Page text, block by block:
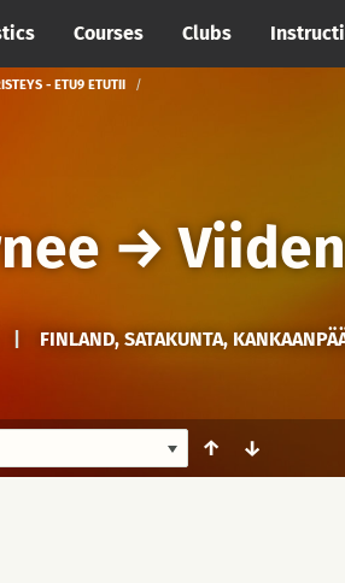
Courses Clubs
- ETU9 ETUTII
→
FINLAND, SATAKUNTA,
↑ ↓